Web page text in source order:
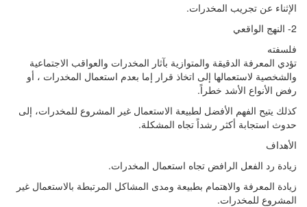
الإثناء عن تجريب المخدرات.
2- النهج الواقعي
فلسفته
تؤدي المعرفة الدقيقة والمتوازية بآثار المخدرات والعواقب الاجتماعية
والشخصية لاستعمالها إلى اتخاذ قرار إما بعدم استعمال المخدرات ، أو
رفض الأنواع الأشد خطراً.
كذلك يتيح الفهم الأفضل لطبيعة الاستعمال غير المشروع للمخدرات، إلى
حدوث استجابة أكثر رشداً تجاه المشكلة.
الأهداف
زيادة رد الفعل الرافض تجاه استعمال المخدرات.
زيادة المعرفة والاهتمام بطبيعة ومدى المشاكل المرتبطة بالاستعمال غير
المشروع للمخدرات.